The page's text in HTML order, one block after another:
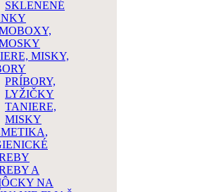
SKLENENÉ
MISKY,
PRÍBORY,
LYŽIČKY
TANIERE,
MISKY
A
NA